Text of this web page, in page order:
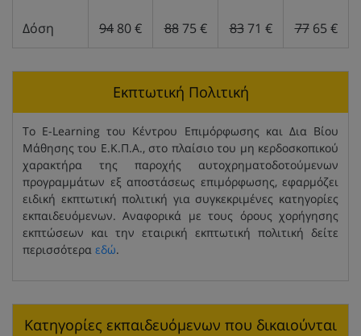
Δόση 94 80 € 88 75 € 83 71 € 77 65 €
Εκπτωτική Πολιτική
Το E-Learning του Κέντρου Επιμόρφωσης και Δια Βίου
Μάθησης του Ε.Κ.Π.Α., στο πλαίσιο του μη κερδοσκοπικού
χαρακτήρα της παροχής αυτοχρηματοδοτούμενων
προγραμμάτων εξ αποστάσεως επιμόρφωσης, εφαρμόζει
ειδική εκπτωτική πολιτική για συγκεκριμένες κατηγορίες
εκπαιδευόμενων. Αναφορικά με τους όρους χορήγησης
εκπτώσεων και την εταιρική εκπτωτική πολιτική δείτε
περισσότερα εδώ.
Κατηγορίες εκπαιδευόμενων που δικαιούνται